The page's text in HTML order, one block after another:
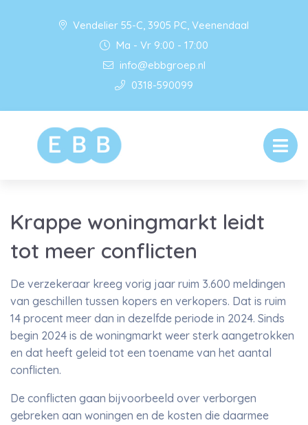
Vendelier 55-C, 3905 PC, Veenendaal
Ma - Vr 9:00 - 17:00
info@ebbgroep.nl
0318-590099
Krappe woningmarkt leidt
tot meer conflicten
De verzekeraar kreeg vorig jaar ruim 3.600 meldingen
van geschillen tussen kopers en verkopers. Dat is ruim
14 procent meer dan in dezelfde periode in 2024. Sinds
begin 2024 is de woningmarkt weer sterk aangetrokken
en dat heeft geleid tot een toename van het aantal
conflicten.
De conflicten gaan bijvoorbeeld over verborgen
gebreken aan woningen en de kosten die daarmee